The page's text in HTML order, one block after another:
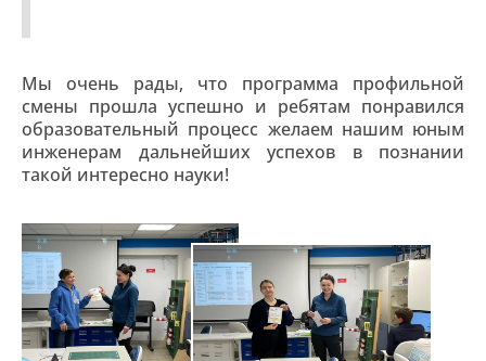
Мы очень рады, что программа профильной
смены прошла успешно и ребятам понравился
образовательный процесс желаем нашим юным
инженерам дальнейших успехов в познании
такой интересно науки!